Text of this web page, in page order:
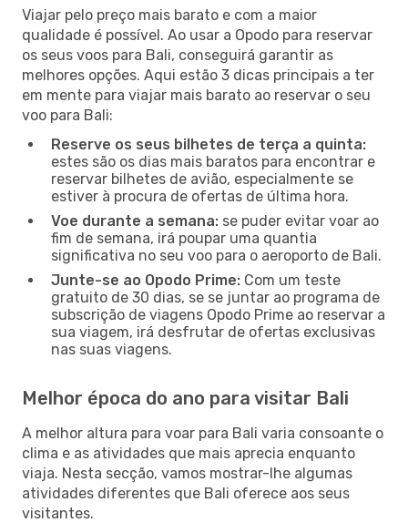
Viajar pelo preço mais barato e com a maior
qualidade é possível. Ao usar a Opodo para reservar
os seus voos para Bali, conseguirá garantir as
melhores opções. Aqui estão 3 dicas principais a ter
em mente para viajar mais barato ao reservar o seu
voo para Bali:
Reserve os seus bilhetes de terça a quinta:
estes são os dias mais baratos para encontrar e
reservar bilhetes de avião, especialmente se
estiver à procura de ofertas de última hora.
Voe durante a semana: se puder evitar voar ao
fim de semana, irá poupar uma quantia
significativa no seu voo para o aeroporto de Bali.
Junte-se ao Opodo Prime: Com um teste
gratuito de 30 dias, se se juntar ao programa de
subscrição de viagens Opodo Prime ao reservar a
sua viagem, irá desfrutar de ofertas exclusivas
nas suas viagens.
Melhor época do ano para visitar Bali
A melhor altura para voar para Bali varia consoante o
clima e as atividades que mais aprecia enquanto
viaja. Nesta secção, vamos mostrar-lhe algumas
atividades diferentes que Bali oferece aos seus
visitantes.